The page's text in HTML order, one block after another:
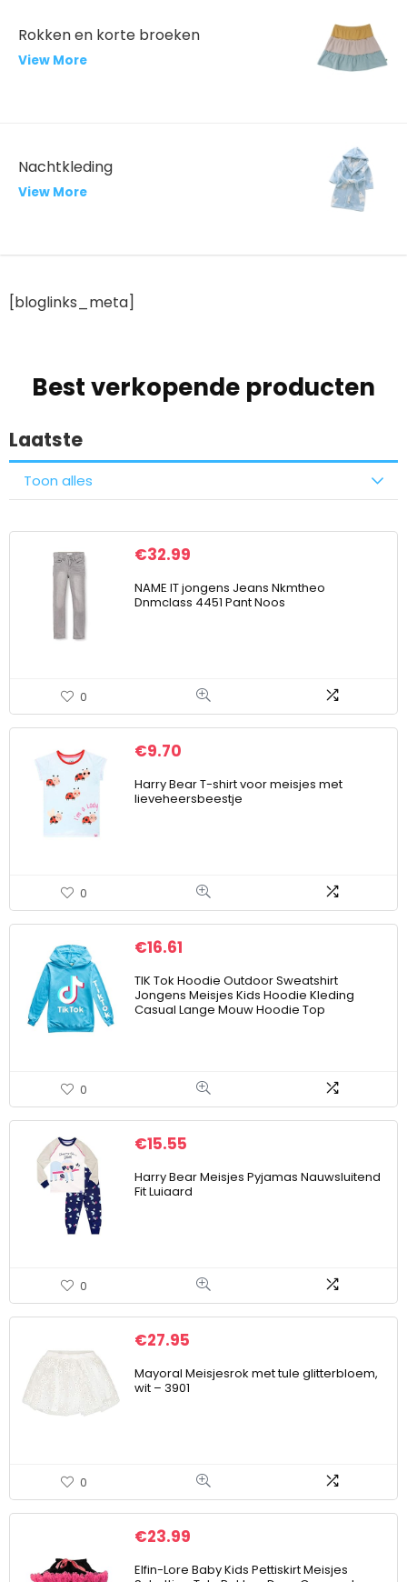
Rokken en korte broeken
View More
Nachtkleding
View More
[bloglinks_meta]
Best verkopende producten
Laatste
Toon alles
€32.99
NAME IT jongens Jeans Nkmtheo
Dnmclass 4451 Pant Noos
0
€9.70
Harry Bear T-shirt voor meisjes met
lieveheersbeestje
0
€16.61
TIK Tok Hoodie Outdoor Sweatshirt
Jongens Meisjes Kids Hoodie Kleding
Casual Lange Mouw Hoodie Top
0
€15.55
Harry Bear Meisjes Pyjamas Nauwsluitend
Fit Luiaard
0
€27.95
Mayoral Meisjesrok met tule glitterbloem,
wit – 3901
0
€23.99
Elfin-Lore Baby Kids Pettiskirt Meisjes